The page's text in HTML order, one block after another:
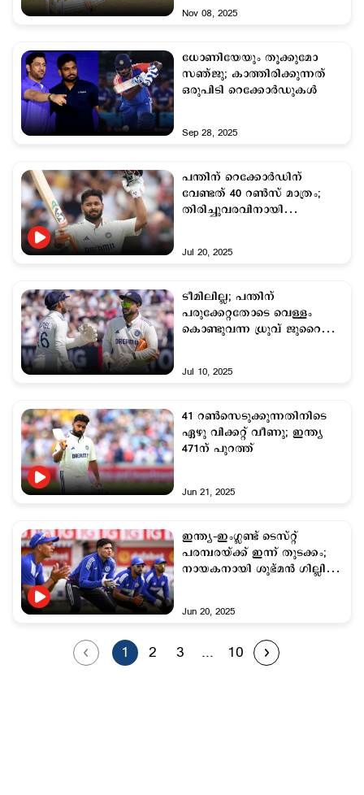
Nov 08, 2025
ധോണിയേയും തൂക്കുമോ
സഞ്ജു; കാത്തിരിക്കുന്നത്
ഒരുപിടി റെക്കോര്‍ഡുകള്‍
Sep 28, 2025
പന്തിന് റെക്കോർഡിന്
വേണ്ടത് 40 റൺസ് മാത്രം;
തിരിച്ചുവരവിനായി
Jul 20, 2025
ടീമിലില്ല; പന്തിന്
പരുക്കേറ്റതോടെ വെള്ളം
കൊണ്ടുവന്ന ധ്രുവ് ജുറൈല്‍
Jul 10, 2025
41 റണ്‍സെടുക്കുന്നതിനിടെ
ഏഴു വിക്കറ്റ് വീണു; ഇന്ത്യ
471ന് പുറത്ത്
Jun 21, 2025
ഇന്ത്യ–ഇംഗ്ലണ്ട് ടെസ്റ്റ്
പരമ്പരയ്ക്ക് ഇന്ന് തുടക്കം;
നായകനായി ശുഭ്മന്‍ ഗില്ലിന്
Jun 20, 2025
1 2 3 ... 10